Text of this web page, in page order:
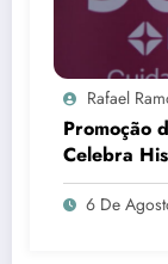
Rafael
Promoção
Celebra
Prêmios
6 De